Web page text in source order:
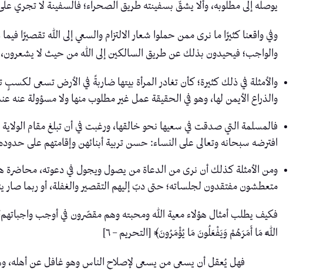
يوصله إلى مطلوبه، وألا يشقّ بسفينته طريق الصحراء؛ فالسفينة لا تجري
وفي واقعنا كثيرًا ما نرى ممن حملوا شعار الالتزام والسعي إلى الله
والواجب؛ فيحيدون بذلك عن طريق السالكين إلى الله من حيث لا
والأمثلة في ذلك كثيرة؛ كأن تغادر المرأة بيتها ضاربةً في الأرض تسعى
والذراع الأيمن لها، وهو في الحقيقة عمل غير مطلوب منها ولا مسؤولة عنه
فالمسلمة التي صدقت في سعيها نحو خالقها، ورغبت في أن تبلغ مقام
افترضه سبحانه وتعالى على النساء: حسن تربية أبنائهن وإقامتهم على
ومن الأمثلة كذلك أن نرى من الدعاة من يصول ويجول في دعوته، محاضرة
متعطشون مفتقدون لجلساته؛ حتى دبّ إليهم التقصير والغفلة، أو ربما صار
فكيف يطلب أمثال هؤلاء معية الله ومحبته وهم مقصّرون في أوجب واجباتهم؟
اللَّهَ مَا أَمَرَهُمْ وَيَفْعَلُونَ مَا يُؤْمَرُونَ﴾ [التحريم – ٦]
فهل يُعقل أن يسعى من يسعى لإصلاح الناس وهو غافل عن أهله،